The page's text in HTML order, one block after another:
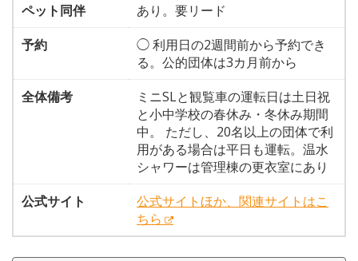
ペット同伴
あり。要リード
予約
◯ 利用日の2週間前から予約でき
る。公的団体は3カ月前から
全体備考
ミニSLと観覧車の運転日は土日祝
と小中学校の春休み・冬休み期間
中。 ただし、20名以上の団体で利
用がある場合は平日も運転。温水
シャワーは管理棟の更衣室にあり
公式サイト
公式サイトほか、関連サイトはこ
ちら